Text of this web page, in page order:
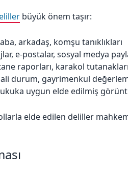
büyük önem taşır:
arkadaş, komşu tanıklıkları
e-postalar, sosyal medya
raporları, karakol tutanakları
durum, gayrimenkul
uygun elde edilmiş
elde edilen deliller